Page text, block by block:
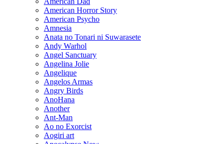
American Horror Story
American Psycho
Amnesia
Anata no Tonari ni Suwarasete
Andy Warhol
Angel Sanctuary
Angelina Jolie
Angelique
Angelos Armas
Angry Birds
AnoHana
Another
Ant-Man
Ao no Exorcist
Aogiri art